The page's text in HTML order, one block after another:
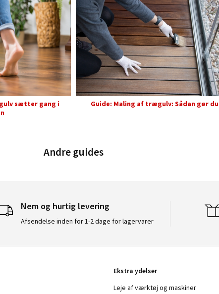
sætter gang i
Guide: Maling af trægulv: Sådan gør du
Andre guides
Nem og hurtig levering
Afsendelse inden for 1-2 dage for lagervarer
Ekstra ydelser
Leje af værktøj og maskiner